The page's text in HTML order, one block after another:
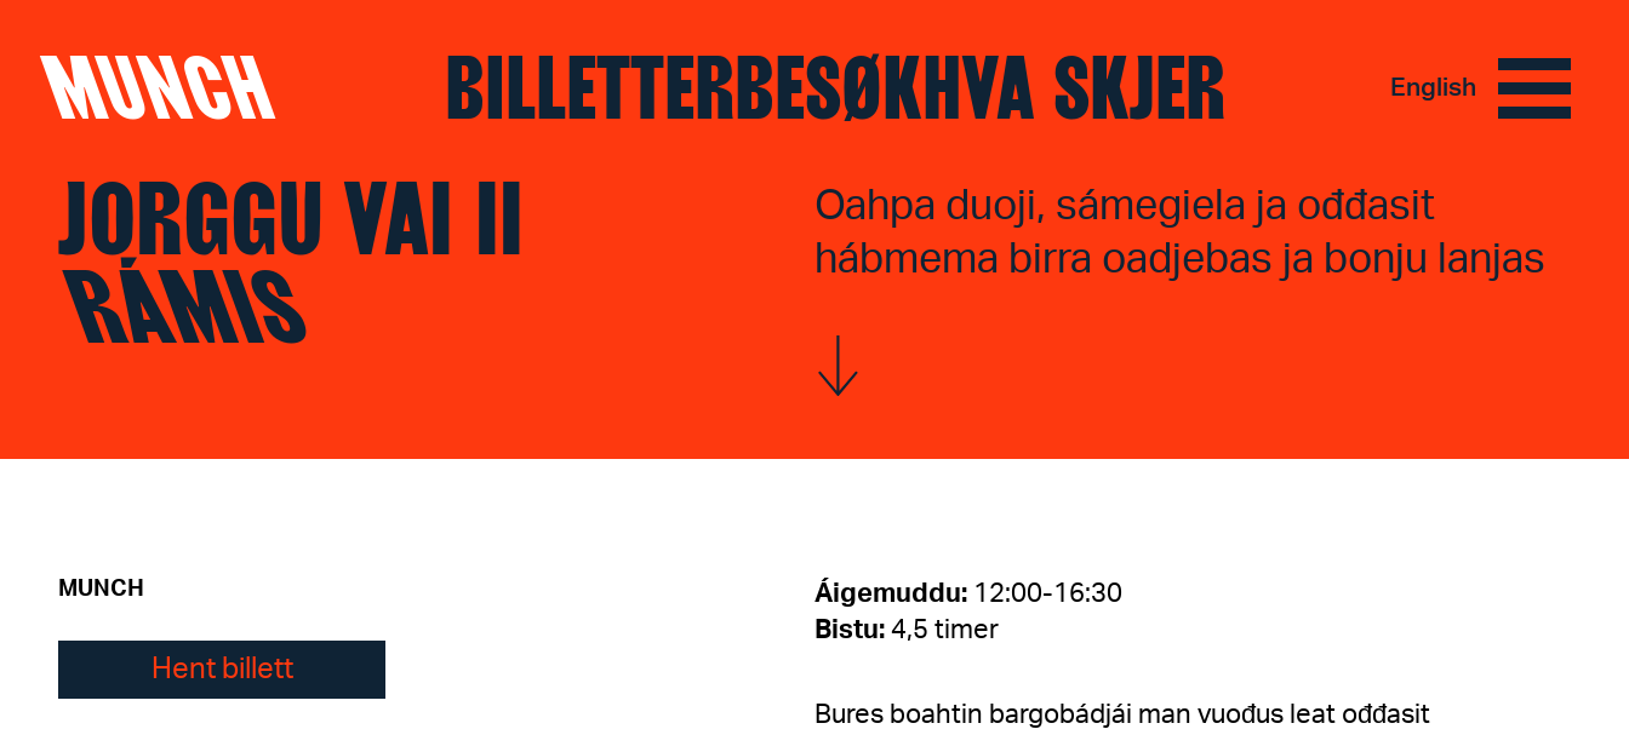
Hopp til innhold
MUNCH BILLETTERBESØKHVA SKJER English
JORGGU VAI II
RÁMIS
Oahpa duoji, sámegiela ja ođđasit
hábmema birra oadjebas ja bonju lanjas
Vis mer
MUNCH
Hent billett
Áigemuddu: 12:00-16:30
Bistu: 4,5 timer
Bures boahtin bargobádjái man vuođus leat ođđasit